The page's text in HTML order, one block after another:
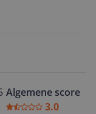
Algemene score
3.0